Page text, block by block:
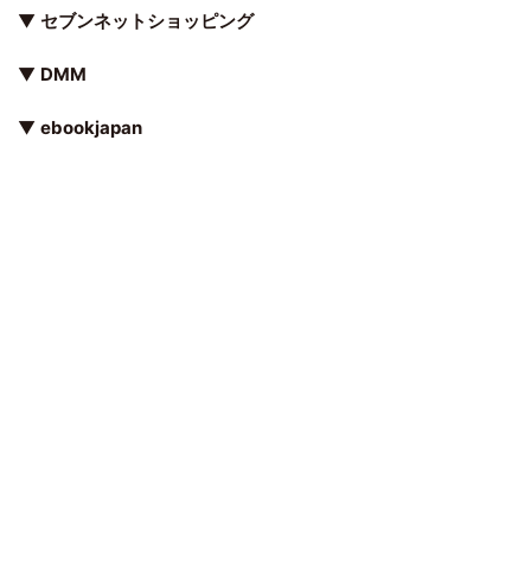
▼ セブンネットショッピング
▼ DMM
▼ ebookjapan